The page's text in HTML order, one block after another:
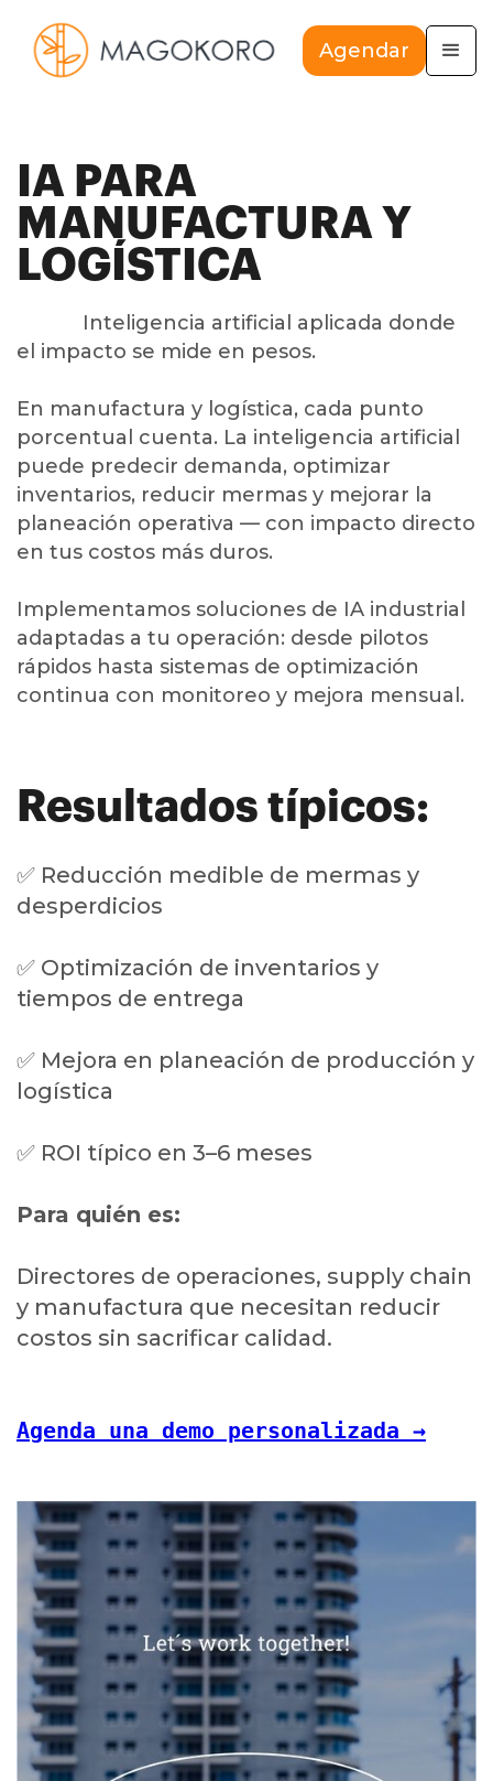
Agendar
IA PARA
MANUFACTURA Y
LOGÍSTICA
Inteligencia artificial aplicada donde
el impacto se mide en pesos.
En manufactura y logística, cada punto
porcentual cuenta. La inteligencia artificial
puede predecir demanda, optimizar
inventarios, reducir mermas y mejorar la
planeación operativa — con impacto directo
en tus costos más duros.
Implementamos soluciones de IA industrial
adaptadas a tu operación: desde pilotos
rápidos hasta sistemas de optimización
continua con monitoreo y mejora mensual.
Resultados típicos:
✅ Reducción medible de mermas y
desperdicios
✅ Optimización de inventarios y
tiempos de entrega
✅ Mejora en planeación de producción y
logística
✅ ROI típico en 3–6 meses
Para quién es:
Directores de operaciones, supply chain
y manufactura que necesitan reducir
costos sin sacrificar calidad.
Agenda una demo personalizada →